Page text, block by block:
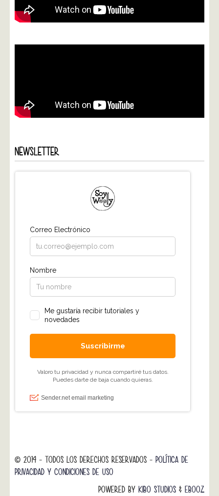
NEWSLETTER
© 2014 - TODOS LOS DERECHOS RESERVADOS - POLÍTICA DE
PRIVACIDAD Y CONDICIONES DE USO
POWERED BY KIBO STUDIOS & EBOOZ